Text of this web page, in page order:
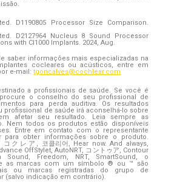
D1190805 Processor Size Comparison.
D2127964 Nucleus 8 Sound Processor
with CI1000 Implants. 2024, Aug.
saber informações mais especializadas na
cocleares ou acústicos, entre em
e-mail:tgoncalves@cochlear.com
a profissionais de saúde. Se você é
o conselho do seu profissional de
para perda auditiva. Os resultados
profissional de saúde irá aconselhá-lo sobre
afetar seu resultado. Leia sempre as
Nem todos os produtos estão disponíveis
Entre em contato com o representante
para obter informações sobre o produto.
クレア, 코클리어, Hear now. And always,
OffStylet, AutoNRT, コントゥア, Contour
Sound, Freedom, NRT, SmartSound, o
as marcas com um símbolo ® ou ™ são
ou marcas registradas do grupo de
(salvo indicação em contrário).